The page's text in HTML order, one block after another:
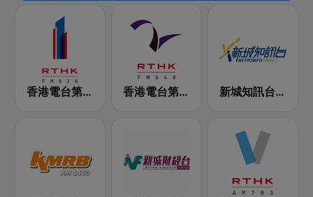
香港電台第一台 RTHK Radio 1 香港電台第二台 RTHK Radio 2 新城知訊台 MetroInfo FM99.7